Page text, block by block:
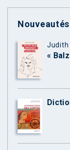
Nouveautés
Judith
«